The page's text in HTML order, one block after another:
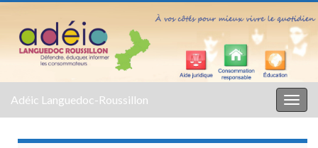
Adéic Languedoc-Roussillon